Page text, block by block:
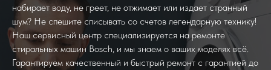
набирает воду, не греет, не отжимает или издает странный
шум? Не спешите списывать со счетов легендарную технику!
Наш сервисный центр специализируется на ремонте
стиральных машин Bosch, и мы знаем о ваших моделях всё.
Гарантируем качественный и быстрый ремонт с гарантией до